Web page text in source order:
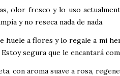
olor fresco y lo uso
y no reseca nada de nada.
huele a flores y lo regale a mi
segura que le encantará
con aroma suave a rosa,